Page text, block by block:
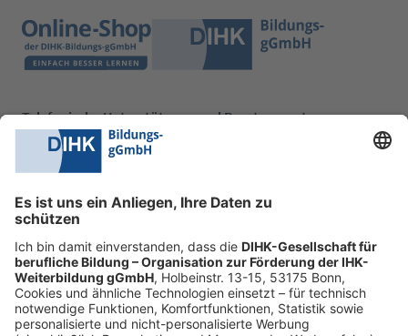
Telefonische Unterstützung und Beratung unter:
0228 6205 205
Fr.:
09:00-14:00 Uhr
shop@dihk-bildung.shop
Vertrag widerrufen